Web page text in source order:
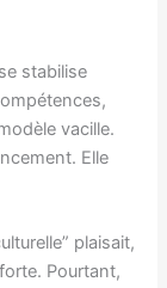
se stabilise
vacille.
Elle
plaisait,
forte. Pourtant,